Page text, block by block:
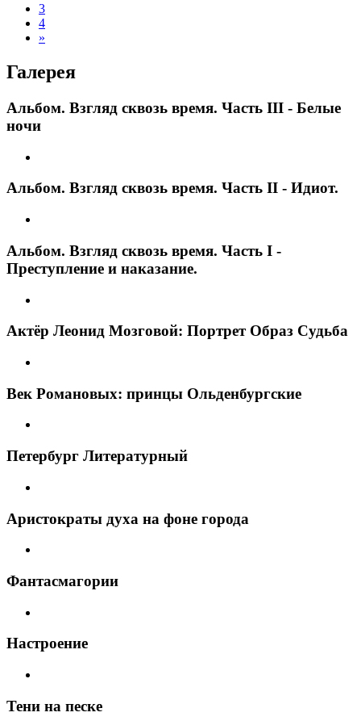
3
4
»
Галерея
Альбом. Взгляд сквозь время. Часть III - Белые
ночи
Альбом. Взгляд сквозь время. Часть II - Идиот.
Альбом. Взгляд сквозь время. Часть I -
Преступление и наказание.
Актёр Леонид Мозговой: Портрет Образ Судьба
Век Романовых: принцы Ольденбургские
Петербург Литературный
Аристократы духа на фоне города
Фантасмагории
Настроение
Тени на песке